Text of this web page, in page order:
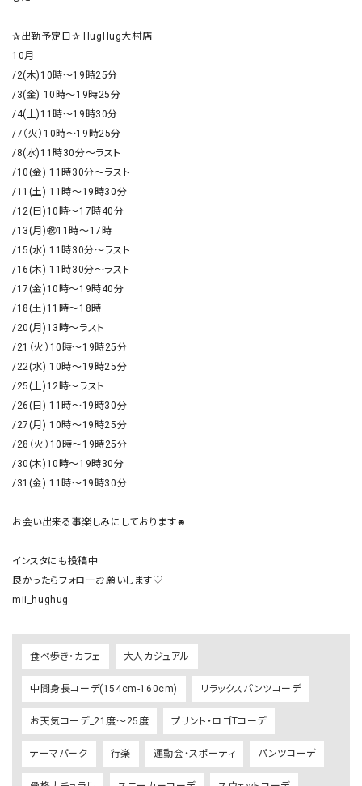
✰出勤予定日✰ HugHug大村店
10月
/2(木)10時～19時25分
/3(金) 10時～19時25分
/4(土)11時～19時30分
/7（火）10時～19時25分
/8(水)11時30分～ラスト
/10(金) 11時30分～ラスト
/11(土) 11時～19時30分
/12(日)10時～17時40分
/13(月)㊗️11時～17時
/15(水) 11時30分～ラスト
/16(木) 11時30分～ラスト
/17(金)10時～19時40分
/18(土)11時～18時
/20(月)13時～ラスト
/21（火）10時～19時25分
/22(水) 10時～19時25分
/25(土)12時～ラスト
/26(日) 11時～19時30分
/27(月) 10時～19時25分
/28（火）10時～19時25分
/30(木)10時～19時30分
/31(金) 11時～19時30分
お会い出来る事楽しみにしております☻
インスタにも投稿中
良かったらフォローお願いします♡
mii_hughug
食べ歩き・カフェ 大人カジュアル
中間身長コーデ(154cm-160cm) リラックスパンツコーデ
お天気コーデ_21度～25度 プリント・ロゴTコーデ
テーマパーク 行楽 運動会・スポーティ パンツコーデ